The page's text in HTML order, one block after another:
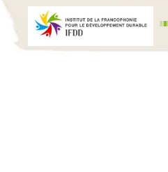
15 h 00 min
16 h 00 min